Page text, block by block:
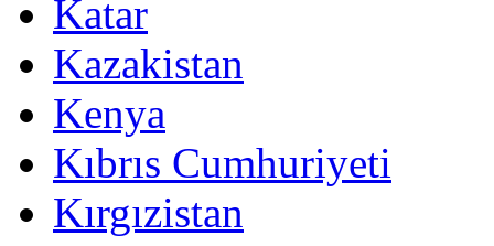
Katar
Kazakistan
Kenya
Kıbrıs Cumhuriyeti
Kırgızistan